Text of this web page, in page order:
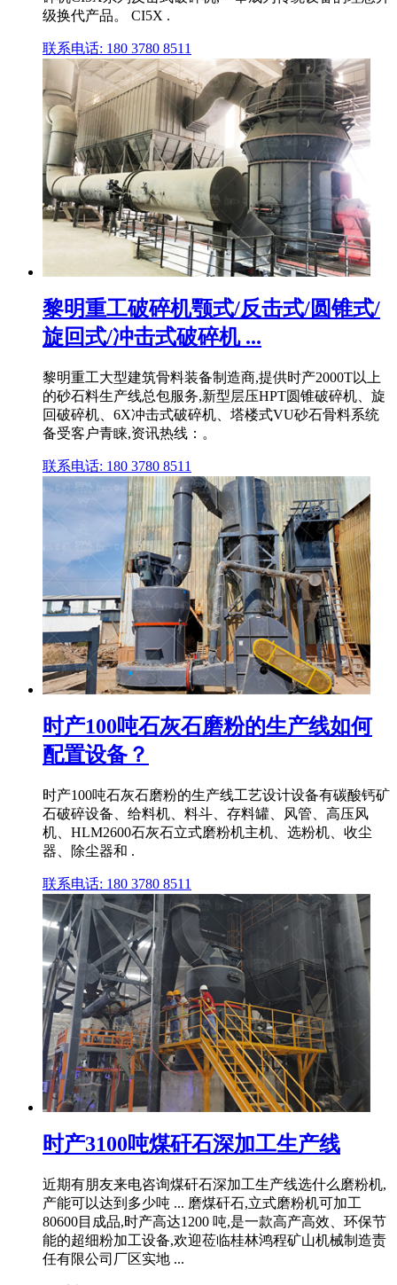
级换代产品。 CI5X .
联系电话: 180 3780 8511
黎明重工破碎机颚式/反击式/圆锥式/
旋回式/冲击式破碎机 ...
黎明重工大型建筑骨料装备制造商,提供时产2000T以上
的砂石料生产线总包服务,新型层压HPT圆锥破碎机、旋
回破碎机、6X冲击式破碎机、塔楼式VU砂石骨料系统
备受客户青睐,资讯热线：。
联系电话: 180 3780 8511
时产100吨石灰石磨粉的生产线如何
配置设备？
时产100吨石灰石磨粉的生产线工艺设计设备有碳酸钙矿
石破碎设备、给料机、料斗、存料罐、风管、高压风
机、HLM2600石灰石立式磨粉机主机、选粉机、收尘
器、除尘器和 .
联系电话: 180 3780 8511
时产3100吨煤矸石深加工生产线
近期有朋友来电咨询煤矸石深加工生产线选什么磨粉机,
产能可以达到多少吨 ... 磨煤矸石,立式磨粉机可加工
80600目成品,时产高达1200 吨,是一款高产高效、环保节
能的超细粉加工设备,欢迎莅临桂林鸿程矿山机械制造责
任有限公司厂区实地 ...